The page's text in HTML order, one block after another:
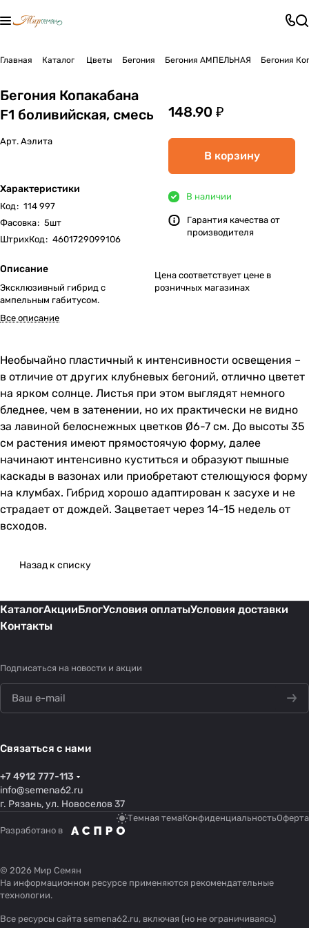
Главная Каталог Цветы Бегония Бегония АМПЕЛЬНАЯ Бегония
Бегония Копакабана
F1 боливийская, смесь
Арт. Аэлита
Характеристики
Код: 114 997
Фасовка: 5шт
ШтрихКод: 4601729099106
Описание
Эксклюзивный гибрид с
ампельным габитусом.
Все описание
148.90 ₽
В корзину
В наличии
Гарантия качества от
производителя
Цена соответствует цене в
розничных магазинах
Необычайно пластичный к интенсивности освещения –
в отличие от других клубневых бегоний, отлично цветет
на ярком солнце. Листья при этом выглядят немного
бледнее, чем в затенении, но их практически не видно
за лавиной белоснежных цветков Ø6-7 см. До высоты 35
см растения имеют прямостоячую форму, далее
начинают интенсивно куститься и образуют пышные
каскады в вазонах или приобретают стелющуюся форму
на клумбах. Гибрид хорошо адаптирован к засухе и не
страдает от дождей. Зацветает через 14-15 недель от
всходов.
Назад к списку
КаталогАкцииБлогУсловия оплатыУсловия доставки
Контакты
Подписаться на новости и акции
Связаться с нами
+7 4912 777-113
info@semena62.ru
г. Рязань, ул. Новоселов 37
Темная темаКонфиденциальностьОферта
Разработано в
© 2026 Мир Семян
На информационном ресурсе применяются рекомендательные
технологии.
Все ресурсы сайта semena62.ru, включая (но не ограничиваясь)